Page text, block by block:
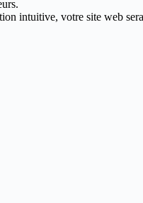
intuitive, votre site web